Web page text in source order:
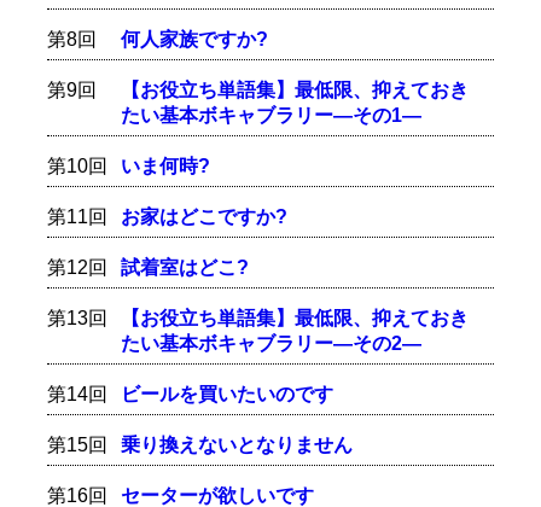
第8回 何人家族ですか?
第9回
【お役立ち単語集】最低限、抑えておき
たい基本ボキャブラリー―その1―
第10回 いま何時?
第11回 お家はどこですか?
第12回 試着室はどこ?
第13回
【お役立ち単語集】最低限、抑えておき
たい基本ボキャブラリー―その2―
第14回 ビールを買いたいのです
第15回 乗り換えないとなりません
第16回 セーターが欲しいです